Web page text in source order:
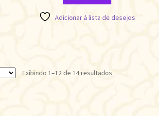
Adicionar à lista de desejos
Exibindo 1–12 de 14 resultadosClassificado